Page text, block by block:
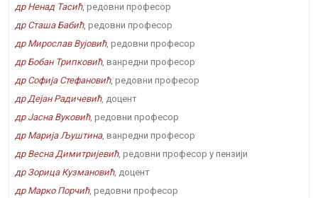
др Ненад Тасић, редовни професор
др Сташа Бабић, редовни професор
др Мирослав Вујовић, редовни професор
др Бобан Трипковић, ванредни професор
др Софија Стефановић, редовни професор
др Дејан Радичевић, доцент
др Јасна Вуковић, редовни професор
др Марија Љуштина, ванредни професор
др Весна Димитријевић, редовни професор у пензији
др Зорица Кузмановић, доцент
др Марко Порчић, редовни професор